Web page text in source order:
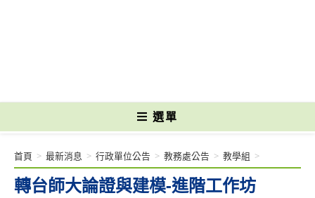
選單
轉台師大論證與建模-進階工作坊
首頁 > 最新消息 > 行政單位公告 > 教務處公告 > 教學組 >